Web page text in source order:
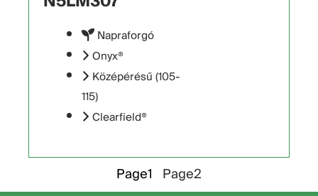
Napraforgó
Onyx®
Középérésű (105-
115)
Clearfield®
Page1 Page2